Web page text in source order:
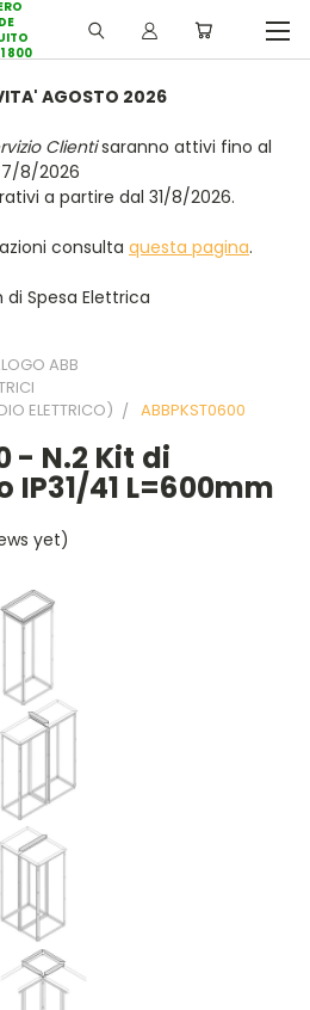
800
AGOSTO 2026
Clientisaranno attivi fino al
7/8/2026
a partire dal 31/8/2026.
consulta questa pagina.
di Spesa Elettrica
ABB
ELETTRICO)
ABBPKST0600
- N.2 Kit di
41 L=600mm
yet)